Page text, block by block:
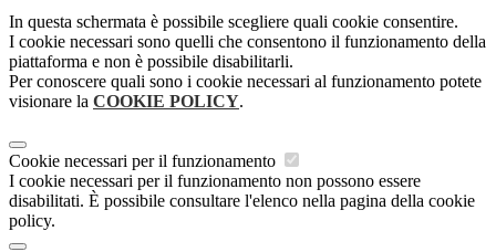
In questa schermata è possibile scegliere quali cookie consentire.
I cookie necessari sono quelli che consentono il funzionamento della
piattaforma e non è possibile disabilitarli.
Per conoscere quali sono i cookie necessari al funzionamento potete
visionare la COOKIE POLICY.
Cookie necessari per il funzionamento
I cookie necessari per il funzionamento non possono essere
disabilitati. È possibile consultare l'elenco nella pagina della cookie
policy.